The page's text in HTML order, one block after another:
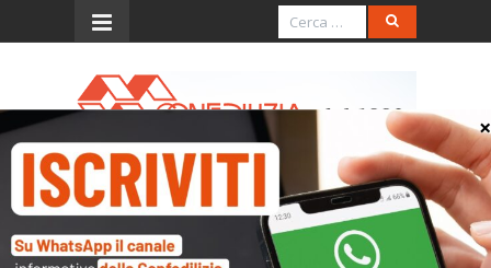
Menu
Confedilizia Piacenza